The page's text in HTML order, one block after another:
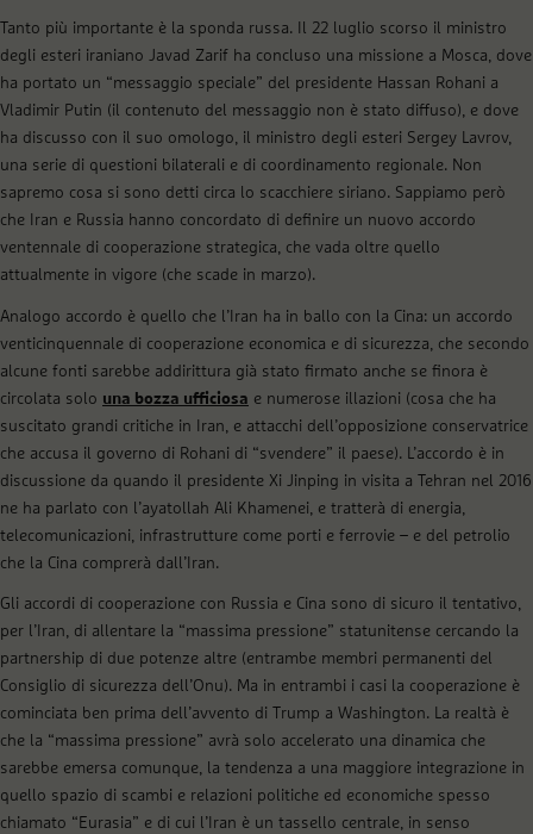
Tanto più importante è la sponda russa. Il 22 luglio scorso il ministro
degli esteri iraniano Javad Zarif ha concluso una missione a Mosca, dove
ha portato un “messaggio speciale” del presidente Hassan Rohani a
Vladimir Putin (il contenuto del messaggio non è stato diffuso), e dove
ha discusso con il suo omologo, il ministro degli esteri Sergey Lavrov,
una serie di questioni bilaterali e di coordinamento regionale. Non
sapremo cosa si sono detti circa lo scacchiere siriano. Sappiamo però
che Iran e Russia hanno concordato di definire un nuovo accordo
ventennale di cooperazione strategica, che vada oltre quello
attualmente in vigore (che scade in marzo).
Analogo accordo è quello che l’Iran ha in ballo con la Cina: un accordo
venticinquennale di cooperazione economica e di sicurezza, che secondo
alcune fonti sarebbe addirittura già stato firmato anche se finora è
circolata solo una bozza ufficiosa e numerose illazioni (cosa che ha
suscitato grandi critiche in Iran, e attacchi dell’opposizione conservatrice
che accusa il governo di Rohani di “svendere” il paese). L’accordo è in
discussione da quando il presidente Xi Jinping in visita a Tehran nel 2016
ne ha parlato con l’ayatollah Ali Khamenei, e tratterà di energia,
telecomunicazioni, infrastrutture come porti e ferrovie – e del petrolio
che la Cina comprerà dall’Iran.
Gli accordi di cooperazione con Russia e Cina sono di sicuro il tentativo,
per l’Iran, di allentare la “massima pressione” statunitense cercando la
partnership di due potenze altre (entrambe membri permanenti del
Consiglio di sicurezza dell’Onu). Ma in entrambi i casi la cooperazione è
cominciata ben prima dell’avvento di Trump a Washington. La realtà è
che la “massima pressione” avrà solo accelerato una dinamica che
sarebbe emersa comunque, la tendenza a una maggiore integrazione in
quello spazio di scambi e relazioni politiche ed economiche spesso
chiamato “Eurasia” e di cui l’Iran è un tassello centrale, in senso